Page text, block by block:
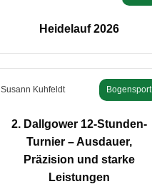
Heidelauf 2026
Susann Kuhfeldt Bogensport
2. Dallgower 12-Stunden-
Turnier – Ausdauer,
Präzision und starke
Leistungen